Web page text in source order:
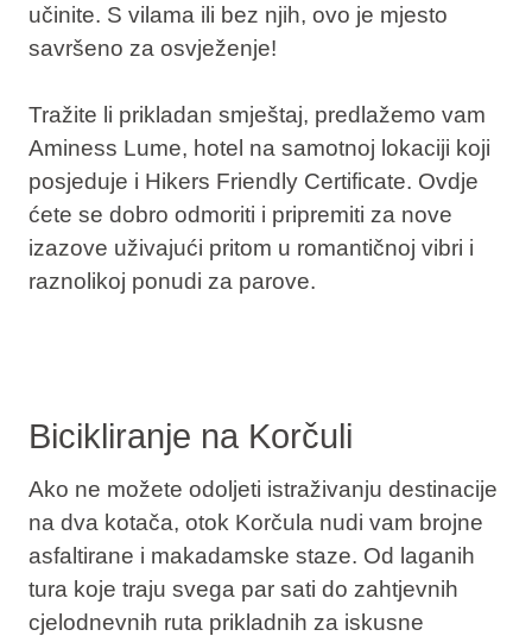
učinite. S vilama ili bez njih, ovo je mjesto
savršeno za osvježenje!
Tražite li prikladan smještaj, predlažemo vam
Aminess Lume, hotel na samotnoj lokaciji koji
posjeduje i Hikers Friendly Certificate. Ovdje
ćete se dobro odmoriti i pripremiti za nove
izazove uživajući pritom u romantičnoj vibri i
raznolikoj ponudi za parove.
Bicikliranje na Korčuli
Ako ne možete odoljeti istraživanju destinacije
na dva kotača, otok Korčula nudi vam brojne
asfaltirane i makadamske staze. Od laganih
tura koje traju svega par sati do zahtjevnih
cjelodnevnih ruta prikladnih za iskusne